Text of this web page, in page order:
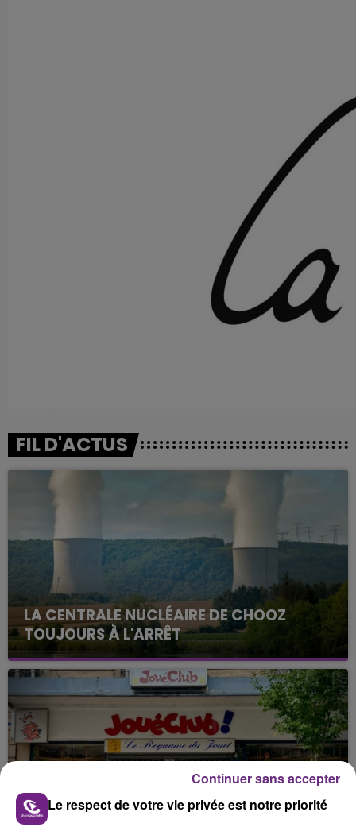
FIL D'ACTUS
LA CENTRALE NUCLÉAIRE DE CHOOZ
TOUJOURS À L'ARRÊT
Cela fait déjà une semaine que la centrale
nucléaire ardennaise est à l'arrêt. Une situation
justifiée par la sécheresse intense qui est toujours
présente.
LE MAGASIN JOUÉCLUB DE REIMS FERME
Le respect de votre vie privée est notre priorité
Continuer sans accepter